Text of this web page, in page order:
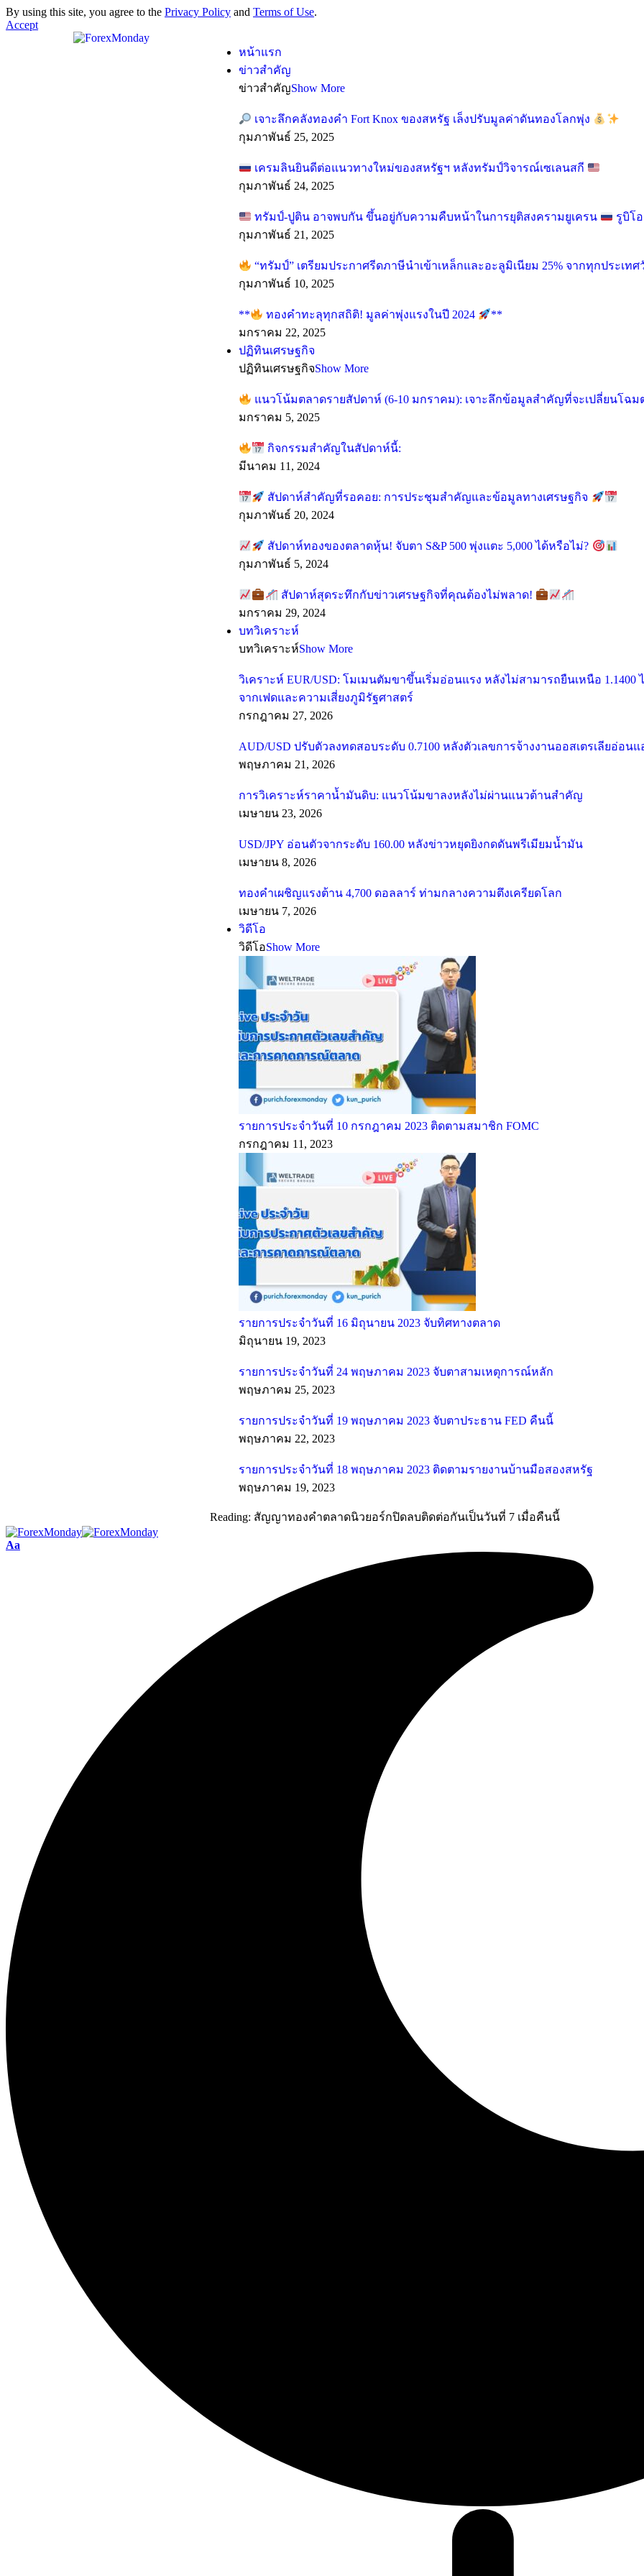
By using this site, you agree to the Privacy Policy and Terms of Use.
Accept
หน้าแรก
ข่าวสำคัญ
ข่าวสำคัญShow More
เจาะลึกคลังทองคำ Fort Knox ของสหรัฐ เล็งปรับมูลค่าดันทองโลกพุ่ง
กุมภาพันธ์ 25, 2025
เครมลินยินดีต่อแนวทางใหม่ของสหรัฐฯ หลังทรัมป์วิจารณ์เซเลนสกี
กุมภาพันธ์ 24, 2025
ทรัมป์-ปูติน อาจพบกัน ขึ้นอยู่กับความคืบหน้าในการยุติสงครามยูเครน
รูบิโ
กุมภาพันธ์ 21, 2025
“ทรัมป์” เตรียมประกาศรีดภาษีนำเข้าเหล็กและอะลูมิเนียม 25% จากทุกประเทศ
กุมภาพันธ์ 10, 2025
** ทองคำทะลุทุกสถิติ! มูลค่าพุ่งแรงในปี 2024
**
มกราคม 22, 2025
ปฏิทินเศรษฐกิจ
ปฏิทินเศรษฐกิจShow More
แนวโน้มตลาดรายสัปดาห์ (6-10 มกราคม): เจาะลึกข้อมูลสำคัญที่จะเปลี่ยนโฉม
มกราคม 5, 2025
กิจกรรมสำคัญในสัปดาห์นี้:
มีนาคม 11, 2024
สัปดาห์สำคัญที่รอคอย: การประชุมสำคัญและข้อมูลทางเศรษฐกิจ
กุมภาพันธ์ 20, 2024
สัปดาห์ทองของตลาดหุ้น! จับตา S&P 500 พุ่งแตะ 5,000 ได้หรือไม่?
กุมภาพันธ์ 5, 2024
สัปดาห์สุดระทึกกับข่าวเศรษฐกิจที่คุณต้องไม่พลาด!
มกราคม 29, 2024
บทวิเคราะห์
บทวิเคราะห์Show More
วิเคราะห์ EUR/USD: โมเมนตัมขาขึ้นเริ่มอ่อนแรง หลังไม่สามารถยืนเหนือ 1.1400
จากเฟดและความเสี่ยงภูมิรัฐศาสตร์
กรกฎาคม 27, 2026
AUD/USD ปรับตัวลงทดสอบระดับ 0.7100 หลังตัวเลขการจ้างงานออสเตรเลียอ่อน
พฤษภาคม 21, 2026
การวิเคราะห์ราคาน้ำมันดิบ: แนวโน้มขาลงหลังไม่ผ่านแนวต้านสำคัญ
เมษายน 23, 2026
USD/JPY อ่อนตัวจากระดับ 160.00 หลังข่าวหยุดยิงกดดันพรีเมียมน้ำมัน
เมษายน 8, 2026
ทองคำเผชิญแรงต้าน 4,700 ดอลลาร์ ท่ามกลางความตึงเครียดโลก
เมษายน 7, 2026
วิดีโอ
วิดีโอShow More
รายการประจำวันที่ 10 กรกฎาคม 2023 ติดตามสมาชิก FOMC
กรกฎาคม 11, 2023
รายการประจำวันที่ 16 มิถุนายน 2023 จับทิศทางตลาด
มิถุนายน 19, 2023
รายการประจำวันที่ 24 พฤษภาคม 2023 จับตาสามเหตุการณ์หลัก
พฤษภาคม 25, 2023
รายการประจำวันที่ 19 พฤษภาคม 2023 จับตาประธาน FED คืนนี้
พฤษภาคม 22, 2023
รายการประจำวันที่ 18 พฤษภาคม 2023 ติดตามรายงานบ้านมือสองสหรัฐ
พฤษภาคม 19, 2023
Reading: สัญญาทองคำตลาดนิวยอร์กปิดลบติดต่อกันเป็นวันที่ 7 เมื่อคืนนี้
Aa